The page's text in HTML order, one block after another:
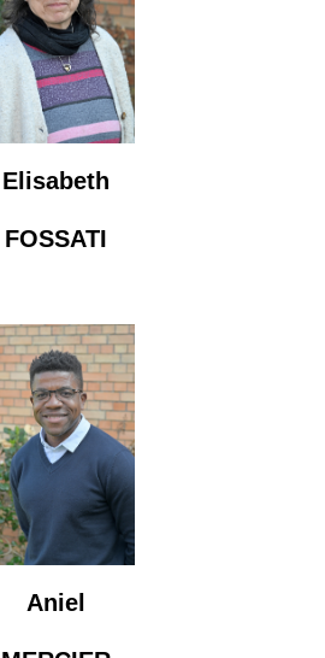
Elisabeth
FOSSATI
Aniel